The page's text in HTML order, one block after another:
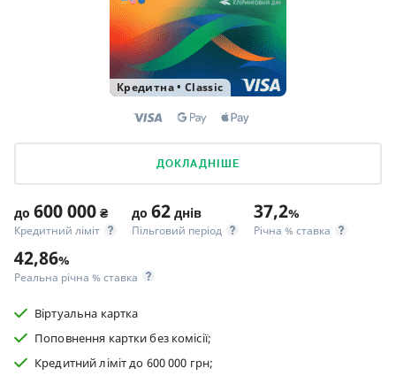
Кредитна• Classic
ДОКЛАДНІШЕ
до 600 000 ₴
Кредитний ліміт
до 62 днів
Пільговий період
37,2%
Річна % ставка
42,86%
Реальна річна % ставка
Віртуальна картка
Поповнення картки без комісії;
Кредитний ліміт до 600 000 грн;